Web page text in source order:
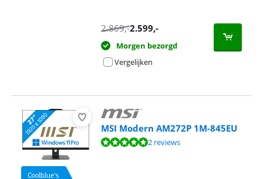
2.869,-2.599,-
Morgen bezorgd
Vergelijken
MSI Modern AM272P 1M-845EU
Beoordeling is 10 van de 10, gebaseerd op 2 reviews.
2 reviews